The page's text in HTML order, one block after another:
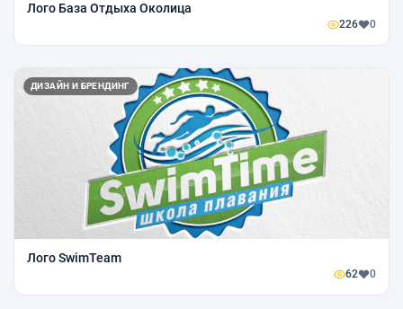
Лого База Отдыха Околица
226 0
ДИЗАЙН И БРЕНДИНГ
Лого SwimTeam
62 0